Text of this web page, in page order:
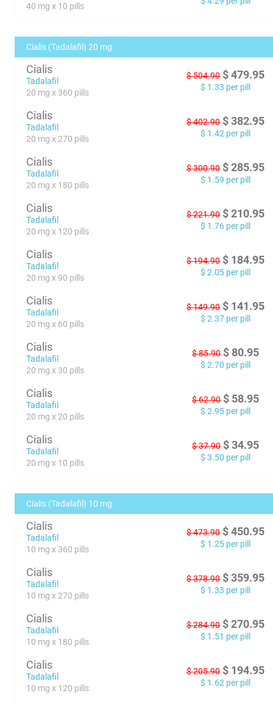
40 mg x 10 pills
Cialis (Tadalafil) 20 mg
Cialis
Tadalafil
20 mg x 360 pills
$504.90 $ 479.95
$ 1.33 per pill
Cialis
Tadalafil
20 mg x 270 pills
$402.90 $ 382.95
$ 1.42 per pill
Cialis
Tadalafil
20 mg x 180 pills
$300.90 $ 285.95
$ 1.59 per pill
Cialis
Tadalafil
20 mg x 120 pills
$221.90 $ 210.95
$ 1.76 per pill
Cialis
Tadalafil
20 mg x 90 pills
$194.90 $ 184.95
$ 2.05 per pill
Cialis
Tadalafil
20 mg x 60 pills
$149.90 $ 141.95
$ 2.37 per pill
Cialis
Tadalafil
20 mg x 30 pills
$85.90 $ 80.95
$ 2.70 per pill
Cialis
Tadalafil
20 mg x 20 pills
$62.90 $ 58.95
$ 2.95 per pill
Cialis
Tadalafil
20 mg x 10 pills
$37.90 $ 34.95
$ 3.50 per pill
Cialis (Tadalafil) 10 mg
Cialis
Tadalafil
10 mg x 360 pills
$473.90 $ 450.95
$ 1.25 per pill
Cialis
Tadalafil
10 mg x 270 pills
$378.90 $ 359.95
$ 1.33 per pill
Cialis
Tadalafil
10 mg x 180 pills
$284.90 $ 270.95
$ 1.51 per pill
Cialis
Tadalafil
10 mg x 120 pills
$205.90 $ 194.95
$ 1.62 per pill